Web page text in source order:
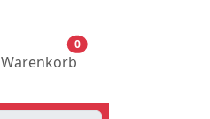
Warenkorb
0